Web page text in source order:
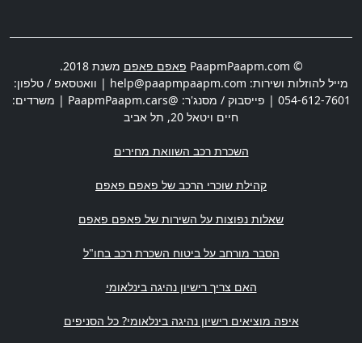
© PaapmPaapm.com פאפם פאפם משנת 2018.
מייל להוזלות ושירות: help@paapmpaapm.com | וואטסאפ / טלפון:
054-612-7601 | פייסבוק / מסנג'ר: @PaapmPaapm.cars | משרדים:
חיים ויטאל 20
, תל אביב
השכרת רכב השוואת מחירים
קהילת שוכרי הרכב של פאפם פאפם
שאלות נפוצות על השירות של פאפם פאפם
הסבר מורחב על ביטוח השכרת רכב בחו"ל
האם צריך רישיון נהיגה בינלאומי
איפה מוציאים רישיון נהיגה בינלאומי? כל הסניפים